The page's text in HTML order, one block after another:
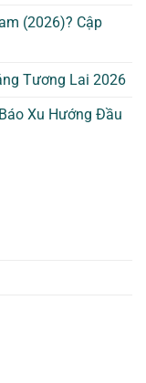
(2026)? Cập
Tương Lai 2026
Xu Hướng Đầu